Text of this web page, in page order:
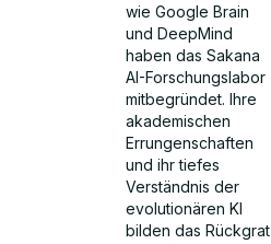
wie Google Brain
und DeepMind
haben das Sakana
AI-Forschungslabor
mitbegründet. Ihre
akademischen
Errungenschaften
und ihr tiefes
Verständnis der
evolutionären KI
bilden das Rückgrat